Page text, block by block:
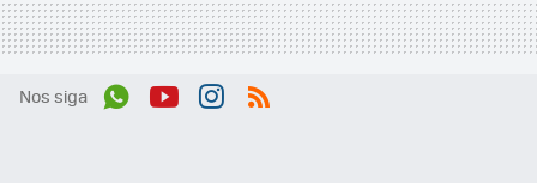
Nos siga